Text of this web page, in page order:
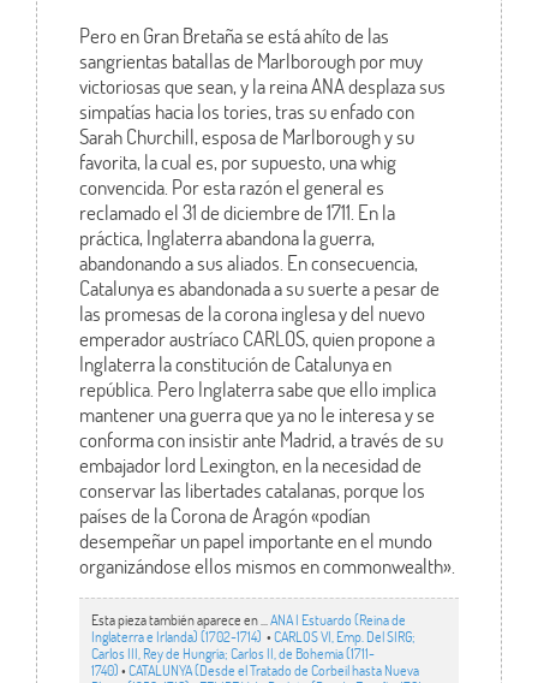
Pero en Gran Bretaña se está ahíto de las
sangrientas batallas de Marlborough por muy
victoriosas que sean, y la reina ANA desplaza sus
simpatías hacia los tories, tras su enfado con
Sarah Churchill, esposa de Marlborough y su
favorita, la cual es, por supuesto, una whig
convencida. Por esta razón el general es
reclamado el 31 de diciembre de 1711. En la
práctica, Inglaterra abandona la guerra,
abandonando a sus aliados. En consecuencia,
Catalunya es abandonada a su suerte a pesar de
las promesas de la corona inglesa y del nuevo
emperador austríaco CARLOS, quien propone a
Inglaterra la constitución de Catalunya en
república. Pero Inglaterra sabe que ello implica
mantener una guerra que ya no le interesa y se
conforma con insistir ante Madrid, a través de su
embajador lord Lexington, en la necesidad de
conservar las libertades catalanas, porque los
países de la Corona de Aragón «podían
desempeñar un papel importante en el mundo
organizándose ellos mismos en commonwealth».
Esta pieza también aparece en ... ANA I Estuardo (Reina de
Inglaterra e Irlanda) (1702-1714) •CARLOS VI, Emp. Del SIRG;
Carlos III, Rey de Hungría; Carlos II, de Bohemia (1711-
1740)•CATALUNYA (Desde el Tratado de Corbeil hasta Nueva